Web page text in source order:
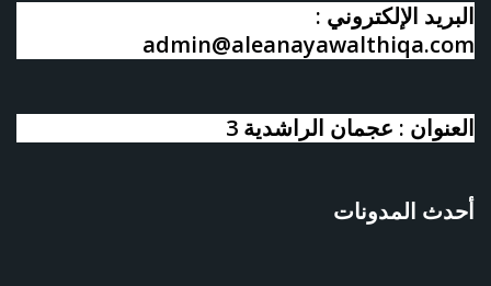
البريد الإلكتروني :
admin@aleanayawalthiqa.com
العنوان : عجمان الراشدية 3
أحدث المدونات